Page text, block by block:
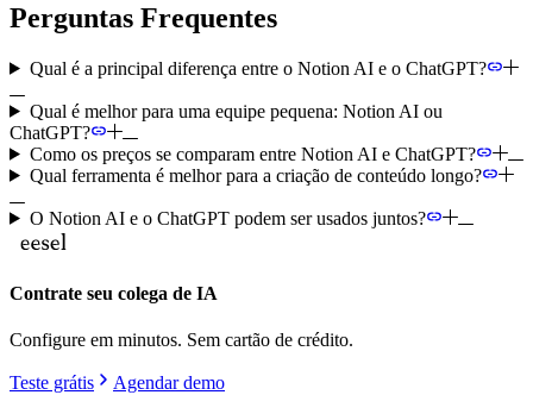
Perguntas Frequentes
Qual é a principal diferença entre o Notion AI e o ChatGPT?
Qual é melhor para uma equipe pequena: Notion AI ou
ChatGPT?
Como os preços se comparam entre Notion AI e ChatGPT?
Qual ferramenta é melhor para a criação de conteúdo longo?
O Notion AI e o ChatGPT podem ser usados juntos?
Contrate seu colega de IA
Configure em minutos. Sem cartão de crédito.
Teste grátis
Agendar demo